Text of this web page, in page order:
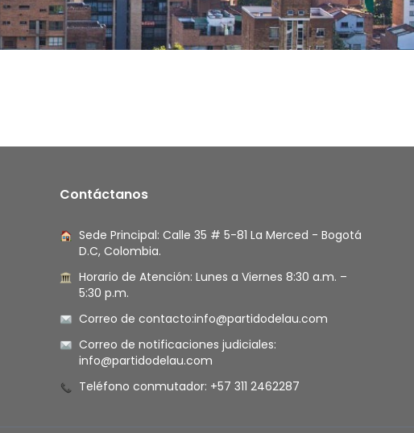
Contáctanos
Sede Principal: Calle 35 # 5-81 La Merced - Bogotá
D.C, Colombia.
Horario de Atención: Lunes a Viernes 8:30 a.m. –
5:30 p.m.
Correo de contacto:info@partidodelau.com
Correo de notificaciones judiciales:
info@partidodelau.com
Teléfono conmutador: +57 311 2462287